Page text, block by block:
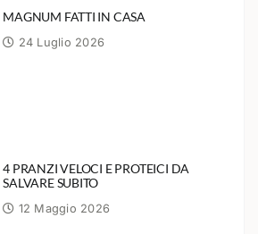
MAGNUM FATTI IN CASA
24 Luglio 2026
4 PRANZI VELOCI E PROTEICI DA
SALVARE SUBITO
12 Maggio 2026